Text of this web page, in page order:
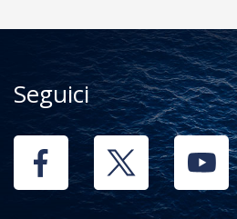
Seguici